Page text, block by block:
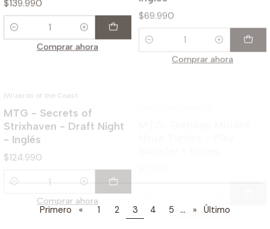
Cantidad
Comprar ahora
Cantidad
Comprar ahora
Wizards of the Coast
- Inglés
$124.990
Cantidad
Comprar ahora
MTG: Teenage Mutant
Primero « 1 2 3 4 5 ... » Último